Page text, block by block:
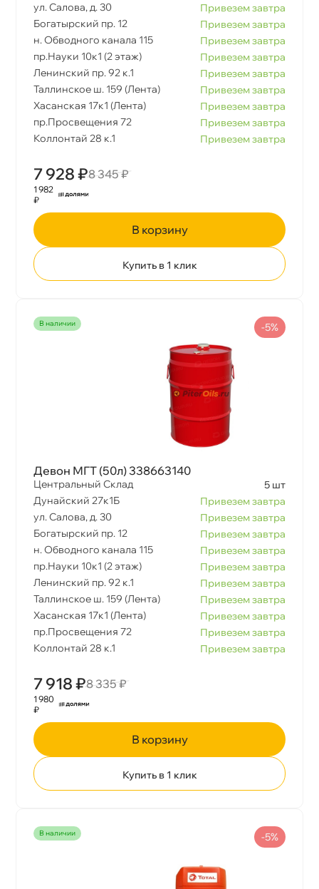
ул. Салова, д. 30
Привезем завтра
Богатырский пр. 12
Привезем завтра
н. Обводного канала 115
Привезем завтра
пр.Науки 10к1 (2 этаж)
Привезем завтра
Ленинский пр. 92 к.1
Привезем завтра
Таллинское ш. 159 (Лента)
Привезем завтра
Хасанская 17к1 (Лента)
Привезем завтра
пр.Просвещения 72
Привезем завтра
Коллонтай 28 к.1
Привезем завтра
7 928 ₽8 345 ₽
1 982
₽
корзину
Купить в 1 клик
наличии
Девон МГТ (50л) 338663140
Центральный Склад
5 шт
Дунайский 27к1Б
Привезем завтра
ул. Салова, д. 30
Привезем завтра
Богатырский пр. 12
Привезем завтра
н. Обводного канала 115
Привезем завтра
пр.Науки 10к1 (2 этаж)
Привезем завтра
Ленинский пр. 92 к.1
Привезем завтра
Таллинское ш. 159 (Лента)
Привезем завтра
Хасанская 17к1 (Лента)
Привезем завтра
пр.Просвещения 72
Привезем завтра
Коллонтай 28 к.1
Привезем завтра
7 918 ₽8 335 ₽
-5%
1 980
₽
корзину
Купить в 1 клик
наличии -5%